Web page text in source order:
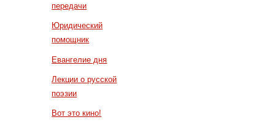
передачи
Юридический
помощник
Евангелие дня
Лекции о русской
поэзии
Вот это кино!